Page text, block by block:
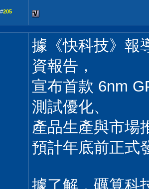
205
據《快科技》報
資報告，
宣布首款 6nm
測試優化、
產品生產與市場
預計年底前正式
據了解，礪算科